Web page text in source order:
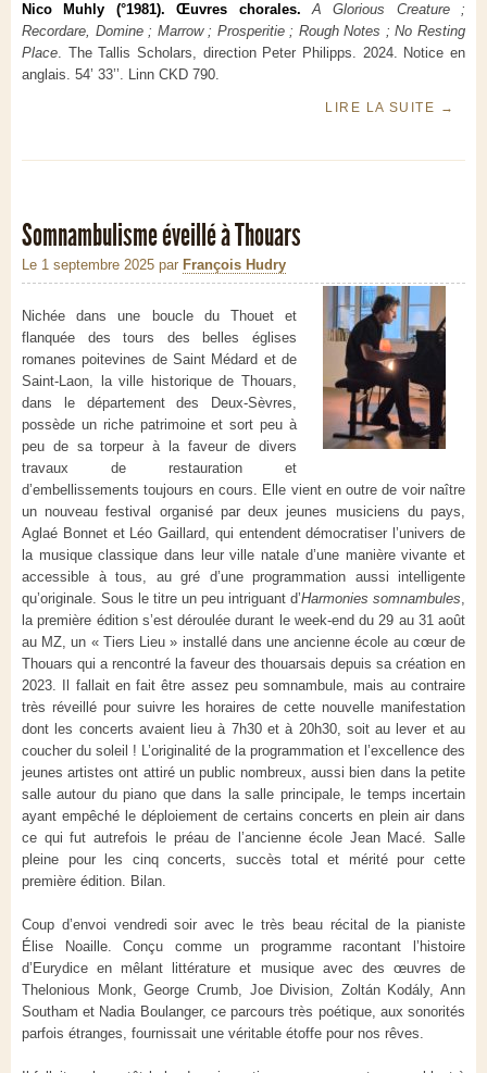
Nico Muhly (°1981). Œuvres chorales.A Glorious Creature ;
Recordare, Domine ; Marrow ; Prosperitie ; Rough Notes ; No Resting
Place. The Tallis Scholars, direction Peter Philipps. 2024. Notice en
anglais. 54’ 33’’. Linn CKD 790.
LIRE LA SUITE →
Somnambulisme éveillé à Thouars
Le 1 septembre 2025 par François Hudry
Nichée dans une boucle du Thouet et
flanquée des tours des belles églises
romanes poitevines de Saint Médard et de
Saint-Laon, la ville historique de Thouars,
dans le département des Deux-Sèvres,
possède un riche patrimoine et sort peu à
peu de sa torpeur à la faveur de divers
travaux de restauration et
d’embellissements toujours en cours. Elle vient en outre de voir naître
un nouveau festival organisé par deux jeunes musiciens du pays,
Aglaé Bonnet et Léo Gaillard, qui entendent démocratiser l’univers de
la musique classique dans leur ville natale d’une manière vivante et
accessible à tous, au gré d’une programmation aussi intelligente
qu’originale. Sous le titre un peu intriguant d’Harmonies somnambules,
la première édition s’est déroulée durant le week-end du 29 au 31 août
au MZ, un « Tiers Lieu » installé dans une ancienne école au cœur de
Thouars qui a rencontré la faveur des thouarsais depuis sa création en
2023. Il fallait en fait être assez peu somnambule, mais au contraire
très réveillé pour suivre les horaires de cette nouvelle manifestation
dont les concerts avaient lieu à 7h30 et à 20h30, soit au lever et au
coucher du soleil ! L’originalité de la programmation et l’excellence des
jeunes artistes ont attiré un public nombreux, aussi bien dans la petite
salle autour du piano que dans la salle principale, le temps incertain
ayant empêché le déploiement de certains concerts en plein air dans
ce qui fut autrefois le préau de l’ancienne école Jean Macé. Salle
pleine pour les cinq concerts, succès total et mérité pour cette
première édition. Bilan.
Coup d’envoi vendredi soir avec le très beau récital de la pianiste
Élise Noaille. Conçu comme un programme racontant l’histoire
d’Eurydice en mêlant littérature et musique avec des œuvres de
Thelonious Monk, George Crumb, Joe Division, Zoltán Kodály, Ann
Southam et Nadia Boulanger, ce parcours très poétique, aux sonorités
parfois étranges, fournissait une véritable étoffe pour nos rêves.